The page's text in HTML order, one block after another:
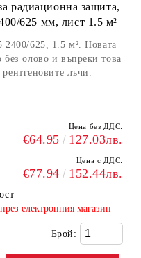
радиационна защита,
625 мм, лист 1.5 м²
2400/625, 1.5 м². Новата
без олово и въпреки това
лъчи.
Цена без ДДС:
€64.95 127.03лв.
Цена с ДДС:
€77.94 152.44лв.
електронния магазин
Брой: